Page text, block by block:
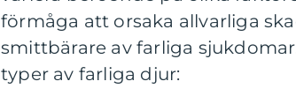
förmåga att orsaka allvarliga
smittbärare av farliga
typer av farliga djur: